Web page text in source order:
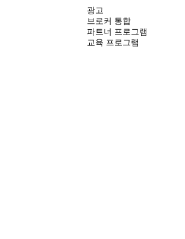
광고
브로커 통합
파트너 프로그램
교육 프로그램